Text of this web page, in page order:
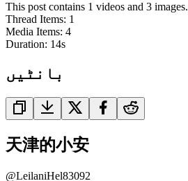
This post contains 1 videos and 3 images.
Thread Items: 1
Media Items: 4
Duration: 14s
بانٹیں
天津的小安
@LeilaniHel83092